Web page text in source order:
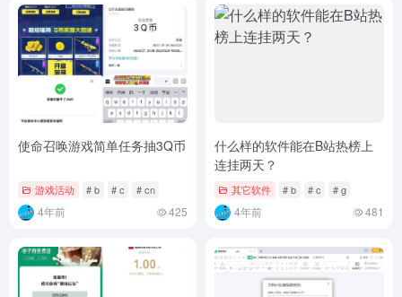
使命召唤游戏简单任务抽3Q币
游戏活动 # b # c # cn
4年前 425
什么样的软件能在B站热榜上
连挂两天？
其它软件 # b # c # g
4年前 481